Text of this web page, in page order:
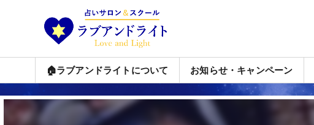
🏠ラブアンドライトについて お知らせ・キャンペーン